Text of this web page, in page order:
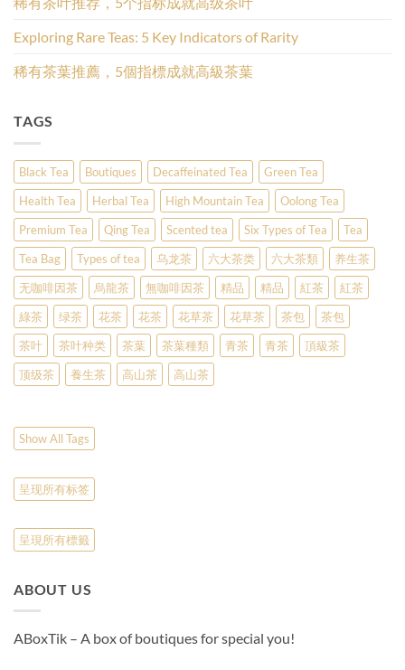
Exploring Rare Teas: 5 Key Indicators of Rarity
稀有茶葉推薦，5個指標成就高級茶葉
TAGS
Black Tea Boutiques Decaffeinated Tea
Green Tea
Health Tea
Herbal Tea High Mountain Tea
Oolong Tea
Premium Tea
Qing Tea Scented tea Six Types of Tea
Tea
Tea Bag
Types of tea 乌龙茶 六大茶类 六大茶類
养生茶
无咖啡因茶
烏龍茶 無咖啡因茶 精品 精品 紅茶
紅茶
綠茶
绿茶 花茶 花茶 花草茶 花草茶 茶包
茶包
茶叶
茶叶种类 茶葉 茶葉種類 青茶 青茶
頂級茶
顶级茶
養生茶 高山茶 高山茶
Show All Tags
呈现所有标签
呈現所有標籤
ABOUT US
ABoxTik – A box of boutiques for special you!